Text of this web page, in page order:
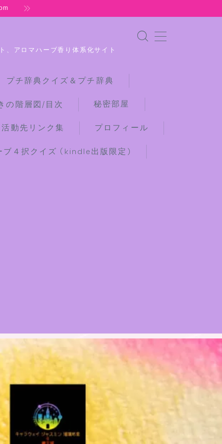
、アロマハーブ香り体系化サイト
チ辞典クイズ＆プチ辞典
の階層図/目次 秘密部屋
動先リンク集 プロフィール
４択クイズ (kindle出版限定)